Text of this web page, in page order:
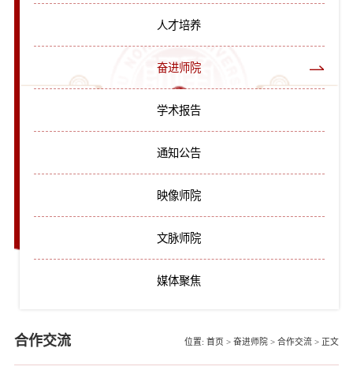
人才培养
奋进师院
学术报告
通知公告
映像师院
文脉师院
媒体聚焦
合作交流 位置: 首页 > 奋进师院 > 合作交流 > 正文